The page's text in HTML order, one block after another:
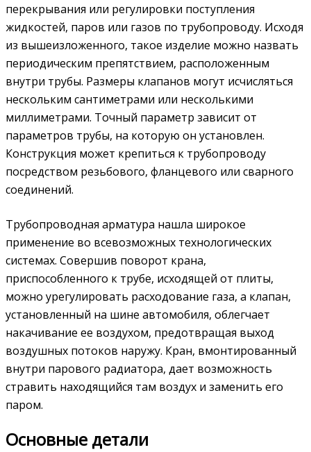
перекрывания или регулировки поступления
жидкостей, паров или газов по трубопроводу. Исходя
из вышеизложенного, такое изделие можно назвать
периодическим препятствием, расположенным
внутри трубы. Размеры клапанов могут исчисляться
нескольким сантиметрами или несколькими
миллиметрами. Точный параметр зависит от
параметров трубы, на которую он установлен.
Конструкция может крепиться к трубопроводу
посредством резьбового, фланцевого или сварного
соединений.
Трубопроводная арматура нашла широкое
применение во всевозможных технологических
системах. Совершив поворот крана,
приспособленного к трубе, исходящей от плиты,
можно урегулировать расходование газа, а клапан,
установленный на шине автомобиля, облегчает
накачивание ее воздухом, предотвращая выход
воздушных потоков наружу. Кран, вмонтированный
внутри парового радиатора, дает возможность
стравить находящийся там воздух и заменить его
паром.
Основные детали